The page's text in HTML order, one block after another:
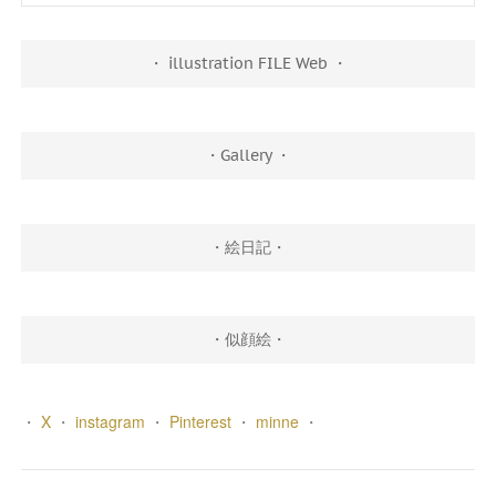
・ illustration FILE Web ・
・Gallery ・
・絵日記・
・似顔絵・
・ X・ instagram ・ Pinterest・ minne・